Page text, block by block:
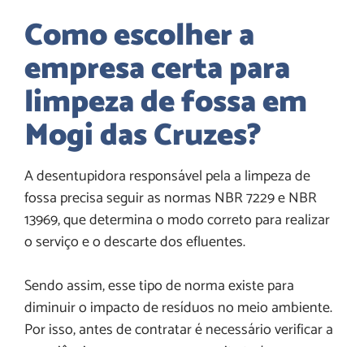
Como escolher a
empresa certa para
limpeza de fossa em
Mogi das Cruzes?
A desentupidora responsável pela a limpeza de
fossa precisa seguir as normas NBR 7229 e NBR
13969, que determina o modo correto para realizar
o serviço e o descarte dos efluentes.
Sendo assim, esse tipo de norma existe para
diminuir o impacto de resíduos no meio ambiente.
Por isso, antes de contratar é necessário verificar a